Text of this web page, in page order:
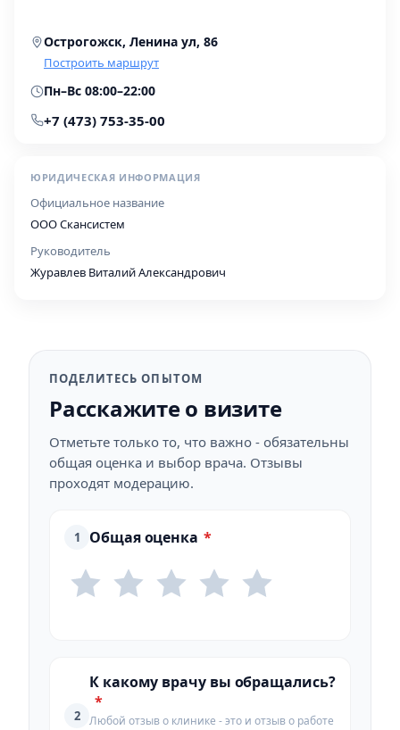
Острогожск, Ленина ул, 86
Построить маршрут
Пн–Вс 08:00–22:00
+7 (473) 753-35-00
ЮРИДИЧЕСКАЯ ИНФОРМАЦИЯ
Официальное название
ООО Скансистем
Руководитель
Журавлев Виталий Александрович
ПОДЕЛИТЕСЬ ОПЫТОМ
Расскажите о визите
Отметьте только то, что важно - обязательны
общая оценка и выбор врача. Отзывы
проходят модерацию.
1 Общая оценка *
2
К какому врачу вы обращались?
*
Любой отзыв о клинике - это и отзыв о работе